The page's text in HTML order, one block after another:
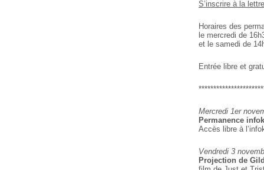
S’inscrire à la
Horaires des
le mercredi de
et le samedi de
Entrée libre et
Mercredi 1er
Permanence
Accès libre à
Vendredi 3
Projection de